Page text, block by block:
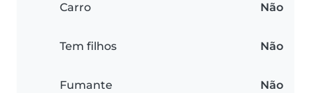
Carro Não
Tem filhos Não
Fumante Não